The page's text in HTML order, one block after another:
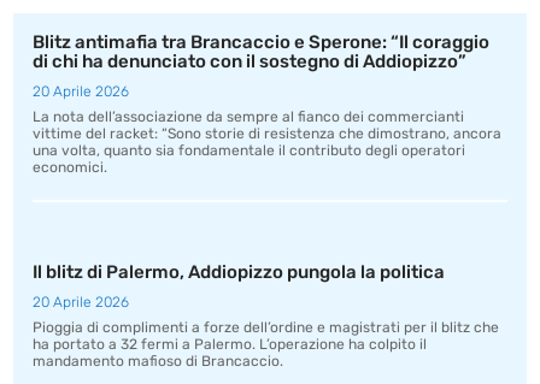
Blitz antimafia tra Brancaccio e Sperone: “Il coraggio
di chi ha denunciato con il sostegno di Addiopizzo”
20 Aprile 2026
La nota dell’associazione da sempre al fianco dei commercianti
vittime del racket: “Sono storie di resistenza che dimostrano, ancora
una volta, quanto sia fondamentale il contributo degli operatori
economici.
Il blitz di Palermo, Addiopizzo pungola la politica
20 Aprile 2026
Pioggia di complimenti a forze dell’ordine e magistrati per il blitz che
ha portato a 32 fermi a Palermo. L’operazione ha colpito il
mandamento mafioso di Brancaccio.